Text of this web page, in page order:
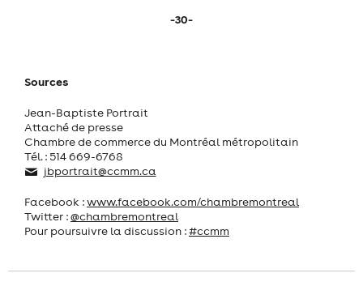
-30-
Sources
Jean-Baptiste Portrait
Attaché de presse
Chambre de commerce du Montréal métropolitain
Tél. : 514 669-6768
jbportrait@ccmm.ca
Facebook :www.facebook.com/chambremontreal
Twitter :@chambremontreal
Pour poursuivre la discussion :#ccmm